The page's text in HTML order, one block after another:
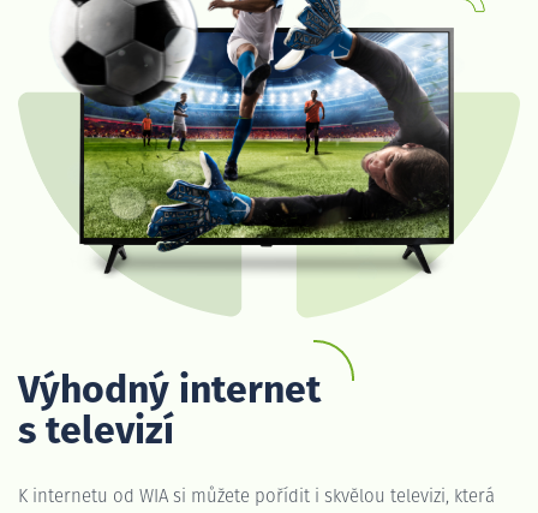
Výhodný internet
s televizí
K internetu od WIA si můžete pořídit i skvělou televizi, která